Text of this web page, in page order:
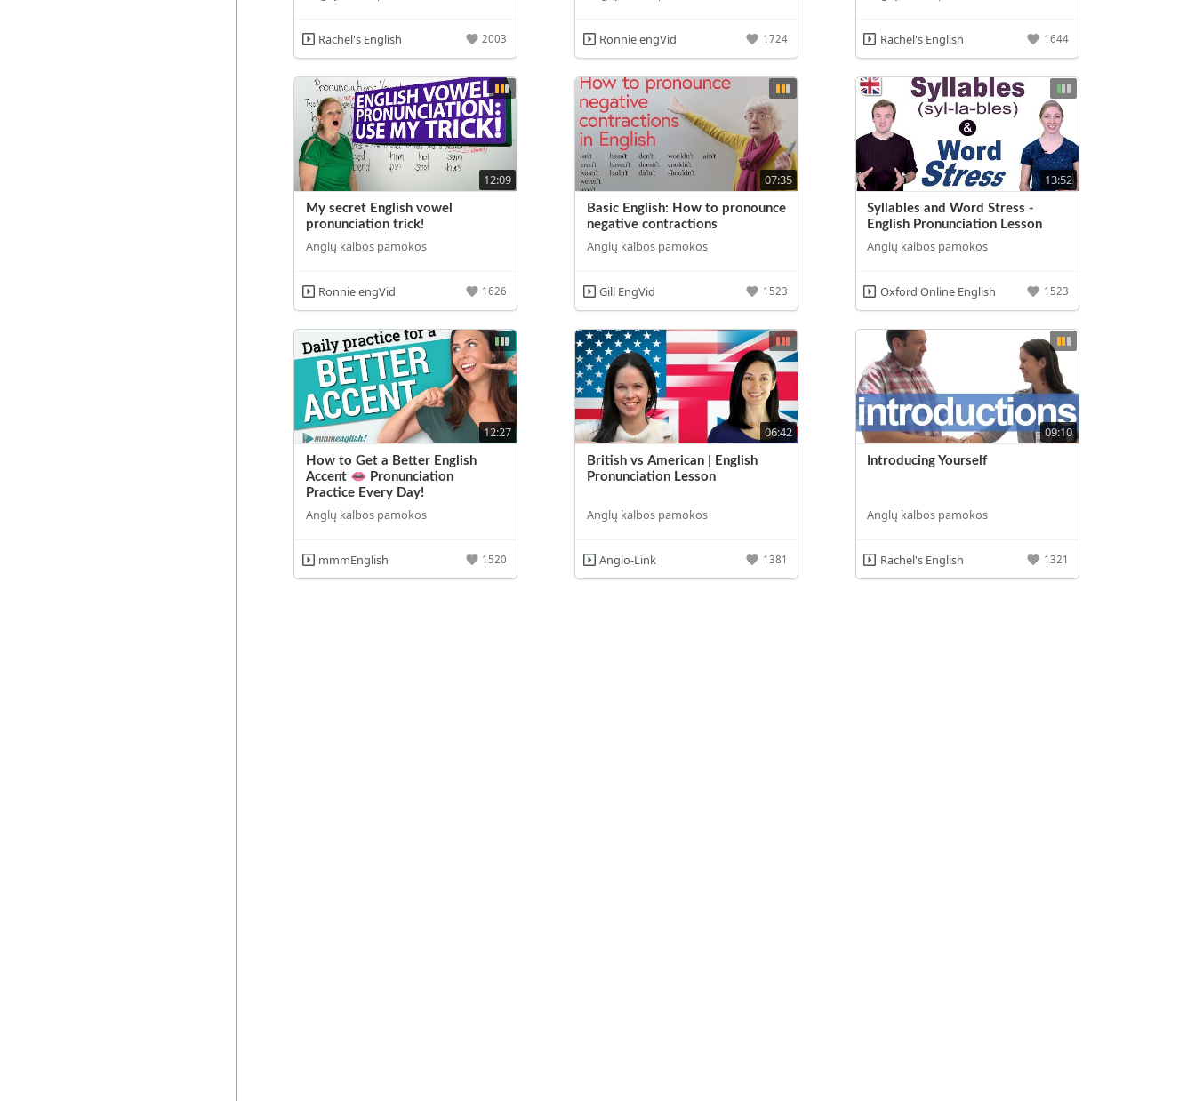
Rachel's English 2003 Ronnie engVid 1724 Rachel's English 1644
12:09
My secret English vowel
pronunciation trick!
Anglų kalbos pamokos
Ronnie engVid 1626
07:35
Basic English: How to pronounce
negative contractions
Anglų kalbos pamokos
Gill EngVid 1523
13:52
Syllables and Word Stress -
English Pronunciation Lesson
Anglų kalbos pamokos
Oxford Online English 1523
12:27
How to Get a Better English
Accent 👄 Pronunciation
Practice Every Day!
Anglų kalbos pamokos
mmmEnglish 1520
06:42
British vs American | English
Pronunciation Lesson
Anglų kalbos pamokos
Anglo-Link 1381
09:10
Introducing Yourself
Anglų kalbos pamokos
Rachel's English 1321